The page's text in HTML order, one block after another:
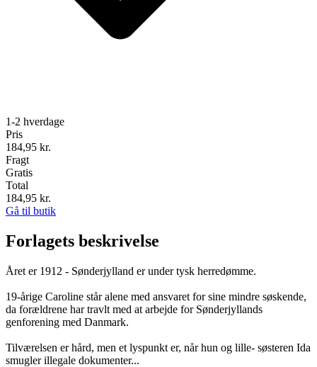
1-2 hverdage
Pris
184,95 kr.
Fragt
Gratis
Total
184,95 kr.
Gå til butik
Forlagets beskrivelse
Året er 1912 - Sønderjylland er under tysk herredømme.
19-årige Caroline står alene med ansvaret for sine mindre søskende,
da forældrene har travlt med at arbejde for Sønderjyllands
genforening med Danmark.
Tilværelsen er hård, men et lyspunkt er, når hun og lille- søsteren Ida
smugler illegale dokumenter...